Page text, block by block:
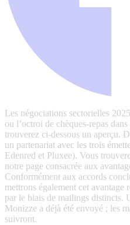
Les négociations sectorielles
ou l’octroi de chèques-repas
trouverez ci-dessous un aperçu.
un partenariat avec les trois
Edenred et Pluxee). Vous
notre page consacrée aux
Conformément aux accords
mettrons également cet avantage
par le biais de mailings distincts.
Monizze a déjà été envoyé ; les
suivront.